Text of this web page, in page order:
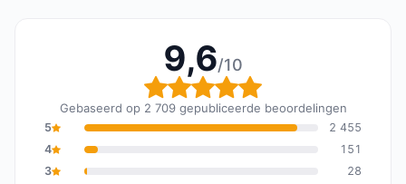
9,6/10
Algemene beoordeling:
Gebaseerd op 2 709 gepubliceerde beoordelingen
5
2 455
4
151
3
28